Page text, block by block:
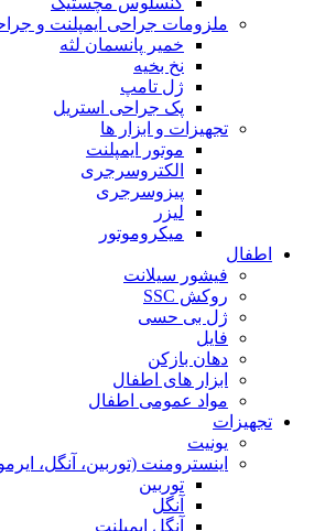
ملزومات جراحی ایمپلنت و
خمیر پانسمان لثه
نخ بخیه
ژل تامپ
پک جراحی استریل
تجهیزات و ابزار ها
موتور ایمپلنت
الکتروسرجری
پیزوسرجری
لیزر
میکروموتور
اطفال
فیشور سیلانت
روکش SSC
ژل بی حسی
فایل
دهان بازکن
ابزار های اطفال
مواد عمومی اطفال
تجهیزات
یونیت
اینسترومنت (توربین، آنگل،
توربین
آنگل
آنگل ایمپلنت